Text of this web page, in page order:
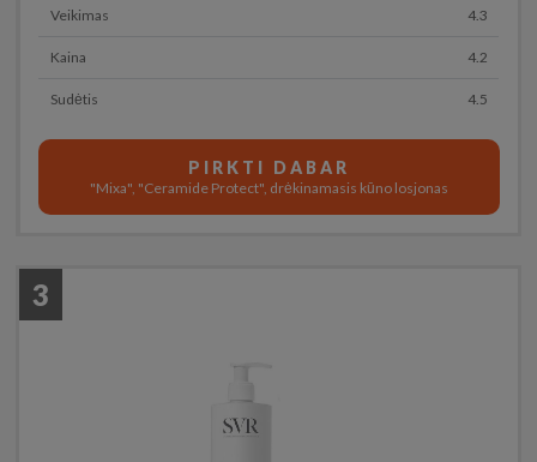
Veikimas 4.3
Kaina 4.2
Sudėtis 4.5
PIRKTI DABAR
"Mixa", "Ceramide Protect", drėkinamasis kūno losjonas
3